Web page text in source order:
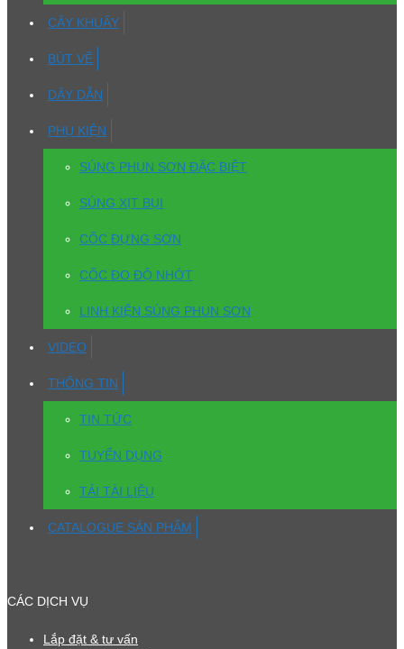
CÂY KHUẤY
BÚT VẼ
DÂY DẪN
PHỤ KIỆN
SÚNG PHUN SƠN ĐẶC BIỆT
SÚNG XỊT BỤI
CỐC ĐỰNG SƠN
CỐC ĐO ĐỘ NHỚT
LINH KIỆN SÚNG PHUN SƠN
VIDEO
THÔNG TIN
TIN TỨC
TUYỂN DỤNG
TẢI TÀI LIỆU
CATALOGUE SẢN PHẨM
CÁC DỊCH VỤ
Lắp đặt & tư vấn